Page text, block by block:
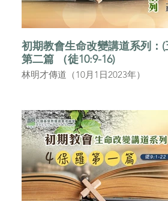
初期教會生命改變講道系列：(
第二篇 （徒10:9-16)
林明才傳道（10月1日2023年）